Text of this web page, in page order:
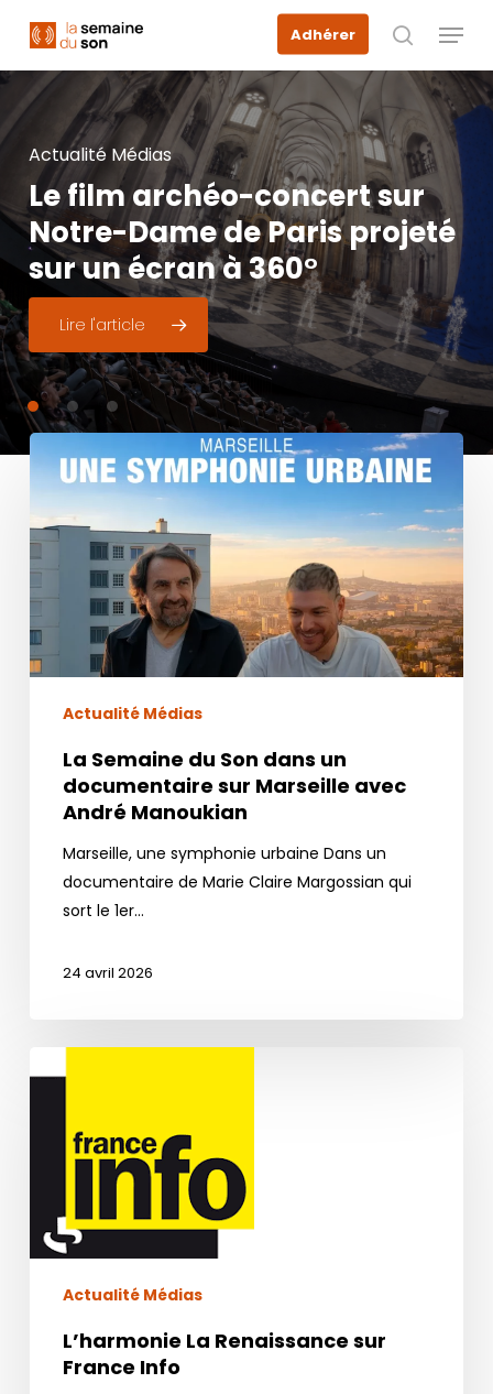
main
content
Adhérer
recherche
Menu
Actualité Médias
Lefilmarchéo-concertsur
Notre-DamedeParis projeté
surunécranà360°
Actualité Médias
Podcastdelatableronde
CSTsurlePrixdelameilleure
créationsonore
Actualité Médias
Prixdelameilleurecréation
sonoredansl’émissionde la
CSTCannesPrimeTime
Semaine
Son
dans
un
documentaire
sur
Marseille
avec
Manoukian
Actualité Médias
La Semaine du Son dans un
documentaire sur Marseille avec
André Manoukian
Marseille, une symphonie urbaine Dans un
documentaire de Marie Claire Margossian qui
sort le 1er…
24 avril 2026
Actualité Médias
L’harmonie La Renaissance sur
France Info